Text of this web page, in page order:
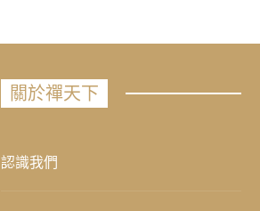
關於禪天下
認識我們